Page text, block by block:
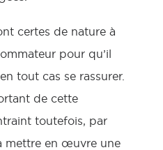
certes de nature à
pour qu’il
tout cas se rassurer.
de cette
toutefois, par
mettre en œuvre une